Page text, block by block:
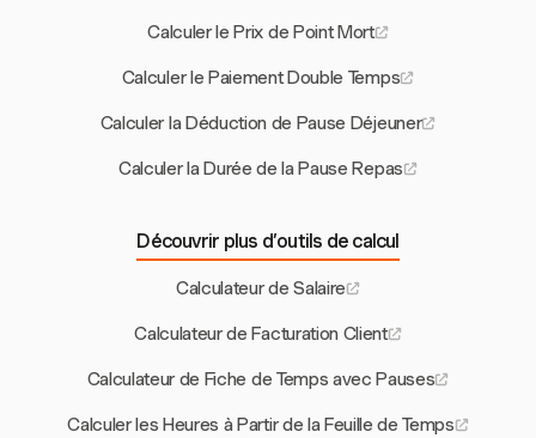
Calculer le Prix de Point Mort
Calculer le Paiement Double Temps
Calculer la Déduction de Pause Déjeuner
Calculer la Durée de la Pause Repas
Découvrir plus d’outils de calcul
Calculateur de Salaire
Calculateur de Facturation Client
Calculateur de Fiche de Temps avec Pauses
Calculer les Heures à Partir de la Feuille de Temps